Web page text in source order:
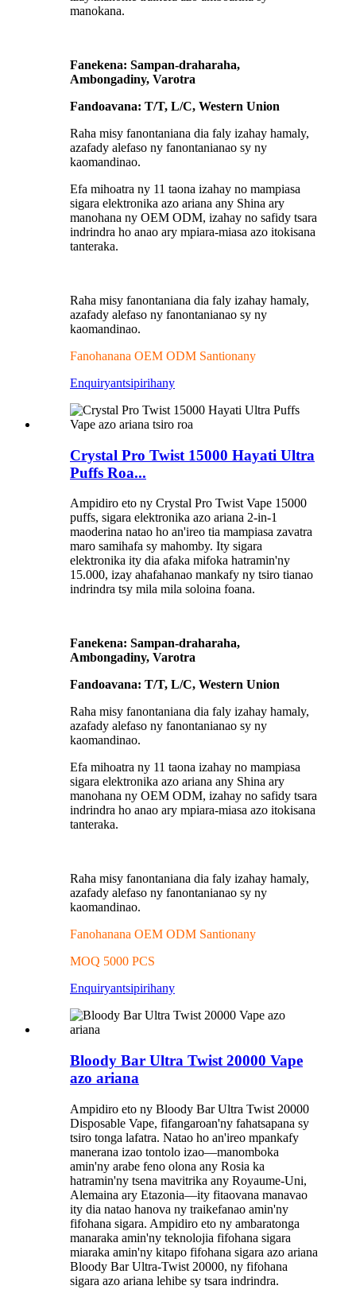
manokana.
Fanekena: Sampan-draharaha,
Ambongadiny, Varotra
Fandoavana: T/T, L/C, Western Union
Raha misy fanontaniana dia faly izahay hamaly,
azafady alefaso ny fanontanianao sy ny
kaomandinao.
Efa mihoatra ny 11 taona izahay no mampiasa
sigara elektronika azo ariana any Shina ary
manohana ny OEM ODM, izahay no safidy tsara
indrindra ho anao ary mpiara-miasa azo itokisana
tanteraka.
Raha misy fanontaniana dia faly izahay hamaly,
azafady alefaso ny fanontanianao sy ny
kaomandinao.
Fanohanana OEM ODM Santionany
Enquiryantsipirihany
Crystal Pro Twist 15000 Hayati Ultra
Puffs Roa...
Ampidiro eto ny Crystal Pro Twist Vape 15000
puffs, sigara elektronika azo ariana 2-in-1
maoderina natao ho an'ireo tia mampiasa zavatra
maro samihafa sy mahomby. Ity sigara
elektronika ity dia afaka mifoka hatramin'ny
15.000, izay ahafahanao mankafy ny tsiro tianao
indrindra tsy mila mila soloina foana.
Fanekena: Sampan-draharaha,
Ambongadiny, Varotra
Fandoavana: T/T, L/C, Western Union
Raha misy fanontaniana dia faly izahay hamaly,
azafady alefaso ny fanontanianao sy ny
kaomandinao.
Efa mihoatra ny 11 taona izahay no mampiasa
sigara elektronika azo ariana any Shina ary
manohana ny OEM ODM, izahay no safidy tsara
indrindra ho anao ary mpiara-miasa azo itokisana
tanteraka.
Raha misy fanontaniana dia faly izahay hamaly,
azafady alefaso ny fanontanianao sy ny
kaomandinao.
Fanohanana OEM ODM Santionany
MOQ 5000 PCS
Enquiryantsipirihany
Bloody Bar Ultra Twist 20000 Vape
azo ariana
Ampidiro eto ny Bloody Bar Ultra Twist 20000
Disposable Vape, fifangaroan'ny fahatsapana sy
tsiro tonga lafatra. Natao ho an'ireo mpankafy
manerana izao tontolo izao—manomboka
amin'ny arabe feno olona any Rosia ka
hatramin'ny tsena mavitrika any Royaume-Uni,
Alemaina ary Etazonia—ity fitaovana manavao
ity dia natao hanova ny traikefanao amin'ny
fifohana sigara. Ampidiro eto ny ambaratonga
manaraka amin'ny teknolojia fifohana sigara
miaraka amin'ny kitapo fifohana sigara azo ariana
Bloody Bar Ultra-Twist 20000, ny fifohana
sigara azo ariana lehibe sy tsara indrindra.